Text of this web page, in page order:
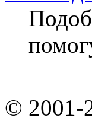
© 2001-